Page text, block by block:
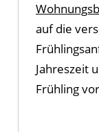
auf die
Jahreszeit
Frühling